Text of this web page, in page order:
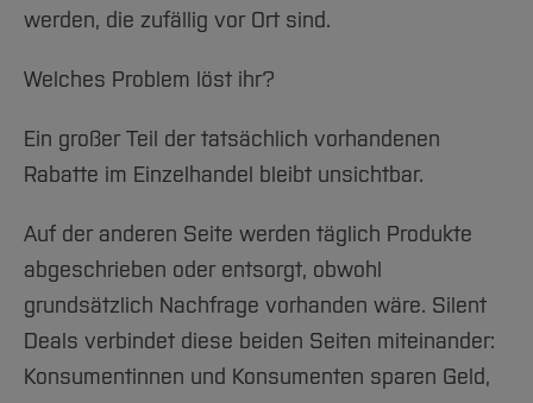
werden, die zufällig vor Ort sind.
Welches Problem löst ihr?
Ein großer Teil der tatsächlich vorhandenen
Rabatte im Einzelhandel bleibt unsichtbar.
Auf der anderen Seite werden täglich Produkte
abgeschrieben oder entsorgt, obwohl
grundsätzlich Nachfrage vorhanden wäre. Silent
Deals verbindet diese beiden Seiten miteinander:
Konsumentinnen und Konsumenten sparen Geld,